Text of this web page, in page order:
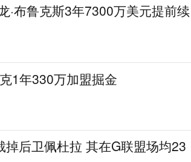
·布鲁克斯3年7300万美元提前续
1年330万加盟掘金
后卫佩杜拉 其在G联盟场均23